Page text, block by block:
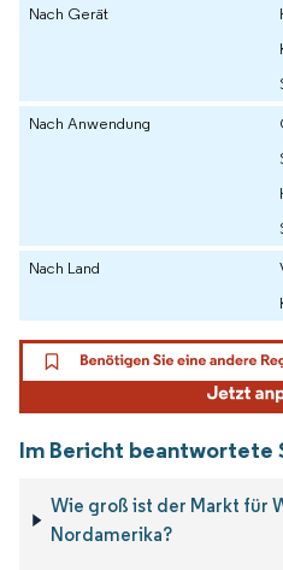
Nach Gerät
Nach Anwendung
Nach Land
Im Bericht beantwortete
Wie groß ist der Markt für
Nordamerika?